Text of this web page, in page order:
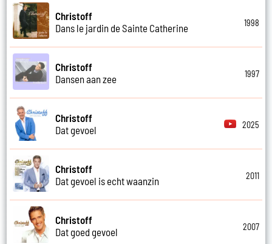
Christoff
Dans le jardin de Sainte Catherine
1998
Christoff
Dansen aan zee
1997
Christoff
Dat gevoel
2025
Christoff
Dat gevoel is echt waanzin
2011
Christoff
Dat goed gevoel
2007